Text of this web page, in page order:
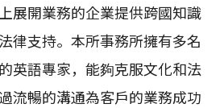
展開業務的企業提供跨國知識
律支持。本所事務所擁有多名
英語專家，能夠克服文化和法
流暢的溝通為客戶的業務成功